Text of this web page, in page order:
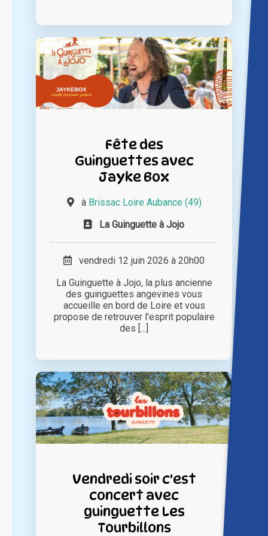
Fête des
Guinguettes avec
Jayke Box
à Brissac Loire Aubance (49)
La Guinguette à Jojo
vendredi 12 juin 2026 à 20h00
La Guinguette à Jojo, la plus ancienne
des guinguettes angevines vous
accueille en bord de Loire et vous
propose de retrouver l'esprit populaire
des [...]
Vendredi soir c'est
concert avec
guinguette Les
Tourbillons